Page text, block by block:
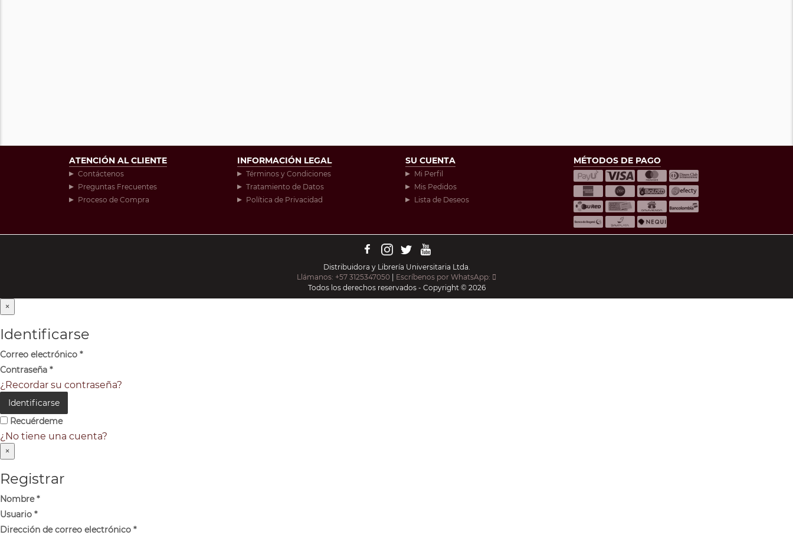
ATENCIÓN AL CLIENTE
Contáctenos
Preguntas Frecuentes
Proceso de Compra
INFORMACIÓN LEGAL
Términos y Condiciones
Tratamiento de Datos
Política de Privacidad
SU CUENTA
Mi Perfil
Mis Pedidos
Lista de Deseos
MÉTODOS DE PAGO
Distribuidora y Librería Universitaria Ltda.
Llámanos: +57 3125347050
Escríbenos por WhatsApp:
Todos los derechos reservados - Copyright © 2026
×
Identificarse
Correo electrónico *
Contraseña *
¿Recordar su contraseña?
Identificarse
Recuérdeme
¿No tiene una cuenta?
×
Registrar
Nombre*
Usuario *
Dirección de correo electrónico *